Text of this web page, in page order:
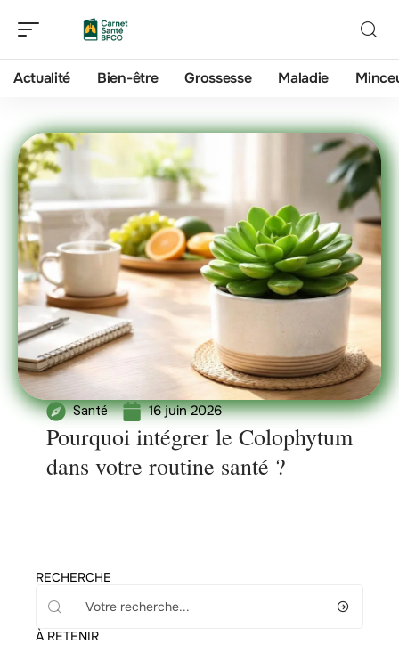
Actualité Bien-être Grossesse Maladie
Santé 16 juin 2026
Pourquoi intégrer le Colophytum
dans votre routine santé ?
RECHERCHE
À RETENIR